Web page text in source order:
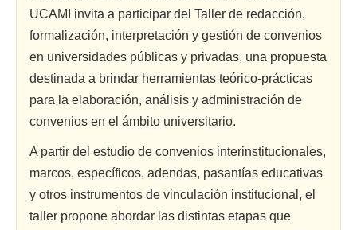
UCAMI invita a participar del Taller de redacción,
formalización, interpretación y gestión de convenios
en universidades públicas y privadas, una propuesta
destinada a brindar herramientas teórico-prácticas
para la elaboración, análisis y administración de
convenios en el ámbito universitario.
A partir del estudio de convenios interinstitucionales,
marcos, específicos, adendas, pasantías educativas
y otros instrumentos de vinculación institucional, el
taller propone abordar las distintas etapas que